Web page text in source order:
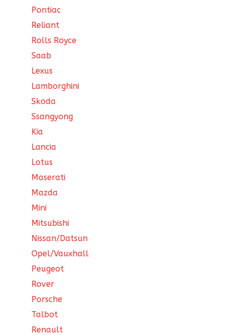
Pontiac
Reliant
Rolls Royce
Saab
Lexus
Lamborghini
Skoda
Ssangyong
Kia
Lancia
Lotus
Maserati
Mazda
Mini
Mitsubishi
Nissan/Datsun
Opel/Vauxhall
Peugeot
Rover
Porsche
Talbot
Renault